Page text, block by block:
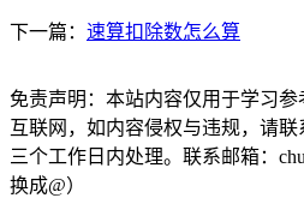
下一篇： 速算扣除数怎么算
免责声明：本站内容仅用于学习
互联网，如内容侵权与违规，请
三个工作日内处理。联系邮箱：
换成@）